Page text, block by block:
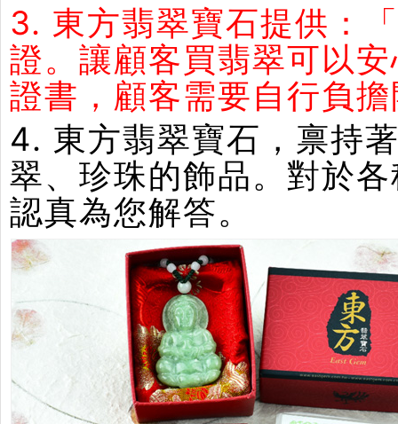
3. 東方翡翠寶石提供：
證。讓顧客買翡翠可以
證書，顧客需要自行負
4. 東方翡翠寶石，禀持
翠、珍珠的飾品。對於
認真為您解答。